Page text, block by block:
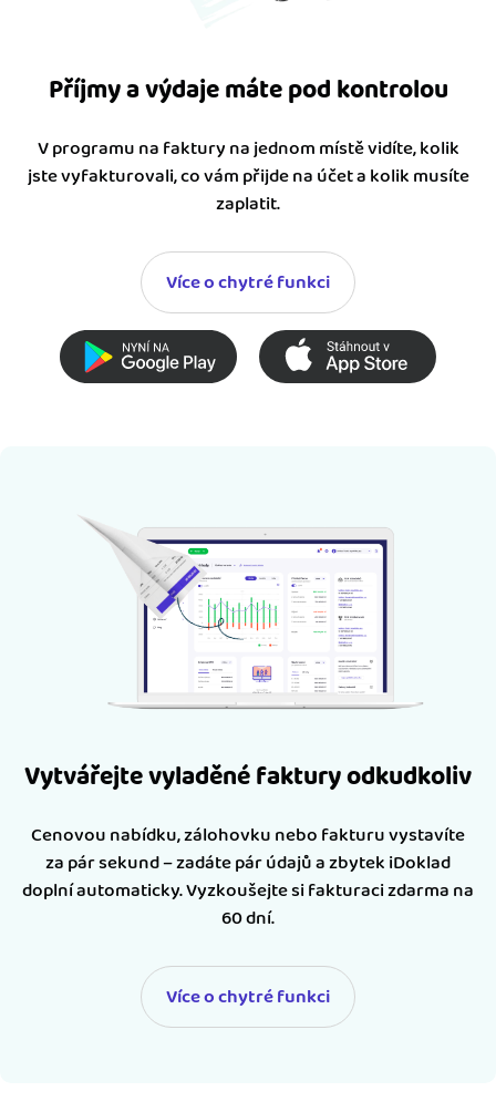
Příjmy a výdaje máte pod kontrolou
V programu na faktury na jednom místě vidíte, kolik
jste vyfakturovali, co vám přijde na účet a kolik musíte
zaplatit.
Více o chytré funkci
Vytvářejte vyladěné faktury odkudkoliv
Cenovou nabídku, zálohovku nebo fakturu vystavíte
za pár sekund – zadáte pár údajů a zbytek iDoklad
doplní automaticky. Vyzkoušejte si fakturaci zdarma na
60 dní.
Více o chytré funkci